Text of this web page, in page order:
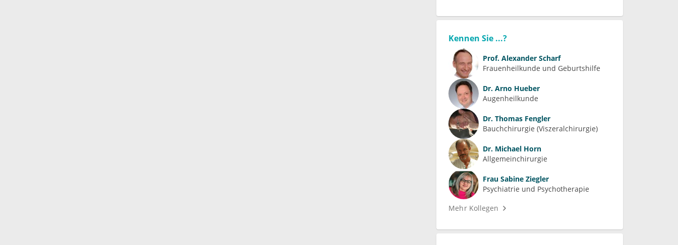
Kennen Sie ...?
Prof. Alexander Scharf
Frauenheilkunde und Geburtshilfe
Dr. Arno Hueber
Augenheilkunde
Dr. Thomas Fengler
Bauchchirurgie (Viszeralchirurgie)
Dr. Michael Horn
Allgemeinchirurgie
Frau Sabine Ziegler
Psychiatrie und Psychotherapie
Mehr Kollegen